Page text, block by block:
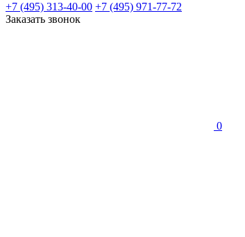
+7 (495) 313-40-00 +7 (495) 971-77-72
Заказать звонок
0